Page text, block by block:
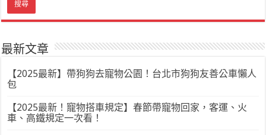
最新文章
【2025最新】帶狗狗去寵物公園！台北市狗狗友善公車懶人
包
【2025最新！寵物搭車規定】春節帶寵物回家，客運、火
車、高鐵規定一次看！